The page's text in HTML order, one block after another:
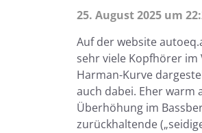
25. August 2025 um
Auf der website
sehr viele Kopfhörer im
Harman-Kurve
auch dabei. Eher warm
Überhöhung im
zurückhaltende